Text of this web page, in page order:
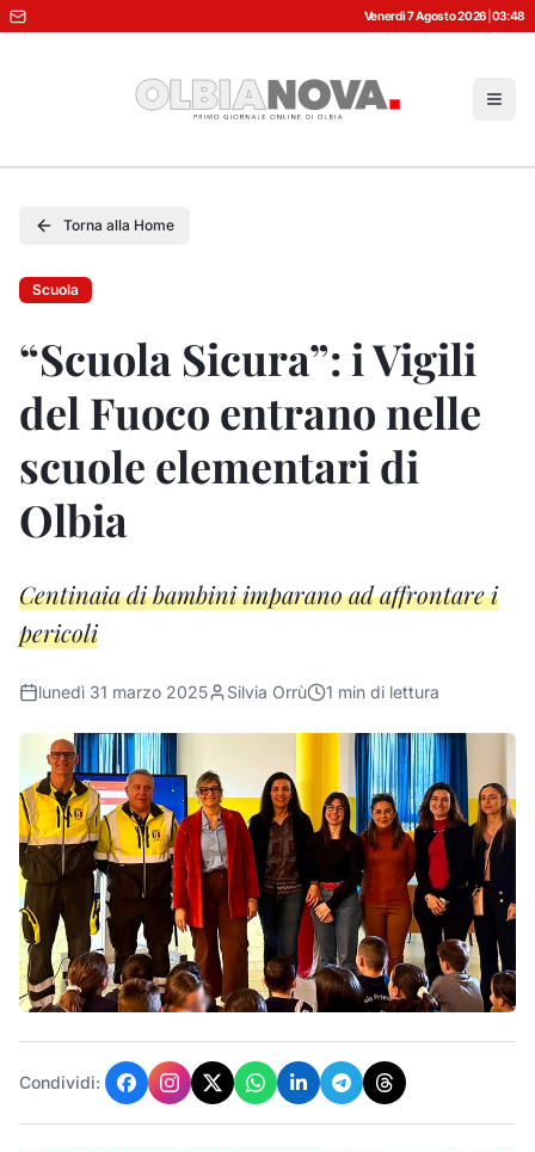
Venerdì 7 Agosto 2026 03:48
Torna alla Home
Scuola
“Scuola Sicura”: i Vigili
del Fuoco entrano nelle
scuole elementari di
Olbia
Centinaia di bambini imparano ad affrontare i
pericoli
lunedì 31 marzo 2025 Silvia Orrù 1 min di lettura
Condividi: